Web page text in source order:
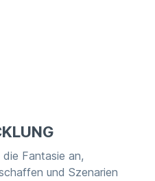
Fantasie an,
und Szenarien